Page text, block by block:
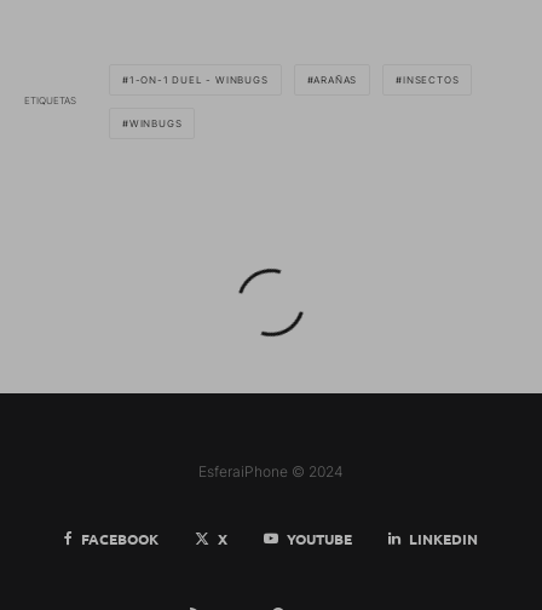
ETIQUETAS
1-ON-1 DUEL - WINBUGS ARAÑAS INSECTOS
WINBUGS
EsferaiPhone © 2024
FACEBOOK X YOUTUBE LINKEDIN